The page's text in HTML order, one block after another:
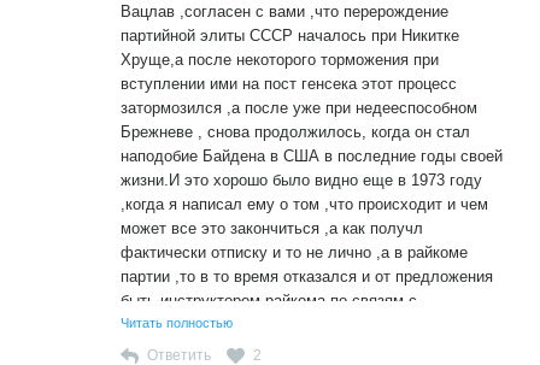
знать, насколько Президент Путин изуродует
"представления о мире, о добре и зле".Это я к его
словам касаемо галош при советах.
«Буржуазный национализм и пролетарский
интернационализм — вот два непримиримо-
враждебные лозунга, соответствующие двум
великим классовым лагерям всего
капиталистического мира и выражающие две
политики (более того: два миросозерцания) в
национальном вопросе». В этом произведении
Ленин также подчёркивал, что буржуазный
национализм — это инструмент, который
буржуазия использует для раскола рабочего
класса, ослабления интернационального единства
и классовой борьбы. Пролетарский
интернационализм же выступает как основа для
единства рабочих всех наций в борьбе против
капитализма и за социалистические
Вацлав ,согласен с вами ,что перерождение
партийной элиты СССР началось при Никитке
Хруще,а после некоторого торможения при
вступлении ими на пост генсека этот процесс
затормозился ,а после уже при недееспособном
Брежневе , снова продолжилось, когда он стал
наподобие Байдена в США в последние годы своей
жизни.И это хорошо было видно еще в 1973 году
,когда я написал ему о том ,что происходит и чем
может все это закончиться ,а как получл
фактически отписку и то не лично ,а в райкоме
партии ,то в то время отказался и от предложения
быть инструктором райкома по связям с
правохранительными органами и курирования
торговли,и отказался от вступления в КПСС ,т.к. на
Читать полностью
Ответить 2